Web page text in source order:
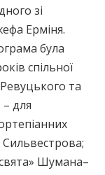
зі
Ерміня.
була
спільної
та
для
Шумана–